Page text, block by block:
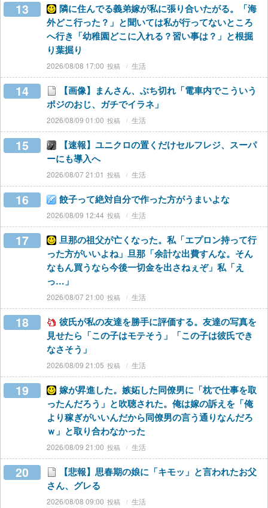
13
隣に住んでる義弟嫁が私に張り合いたがる。「海
外どこ行った？」と聞いては私が行ってないところ
へ行き「幼稚園どこに入れる？習い事は？」と根掘
り葉掘り
2026/08/08 17:00 生活
14
【画像】まんさん、ぶち切れ「電車内でこういう
ポジのおじ、ガチでイラネ」
2026/08/09 01:00 生活
15
【速報】ユニクロの置くだけセルフレジ、スーパ
ーにも導入へ
2026/08/07 21:01 生活
16 餃子って絶対自分で作った方がうまいよな
2026/08/09 12:44 生活
17
旦那の祖父が亡くなった。私「エプロン持って行
った方がいいよね」旦那「余計な出費すんな。そん
なもん買うなら今後一切金を出さねぇぞ」私「え
っ…」
2026/08/07 21:00 生活
18
彼氏が私の友達を勝手に評価する。友達の写真を
見せたら「この子はモテそう」「この子は彼氏でき
なさそう」
2026/08/09 21:05 生活
19
嫁が昇進した。嫉妬した同僚男に「枕で仕事を取
ったんだろう」と吹聴された。俺は嫁の訴えを「俺
より稼ぎがいいんだから同僚男の言う通りなんだろ
ｗ」と取り合わなかった
2026/08/09 21:00 生活
20
【悲報】思春期の娘に「キモッ」と言われたお父
さん、グレる
2026/08/08 09:00 生活